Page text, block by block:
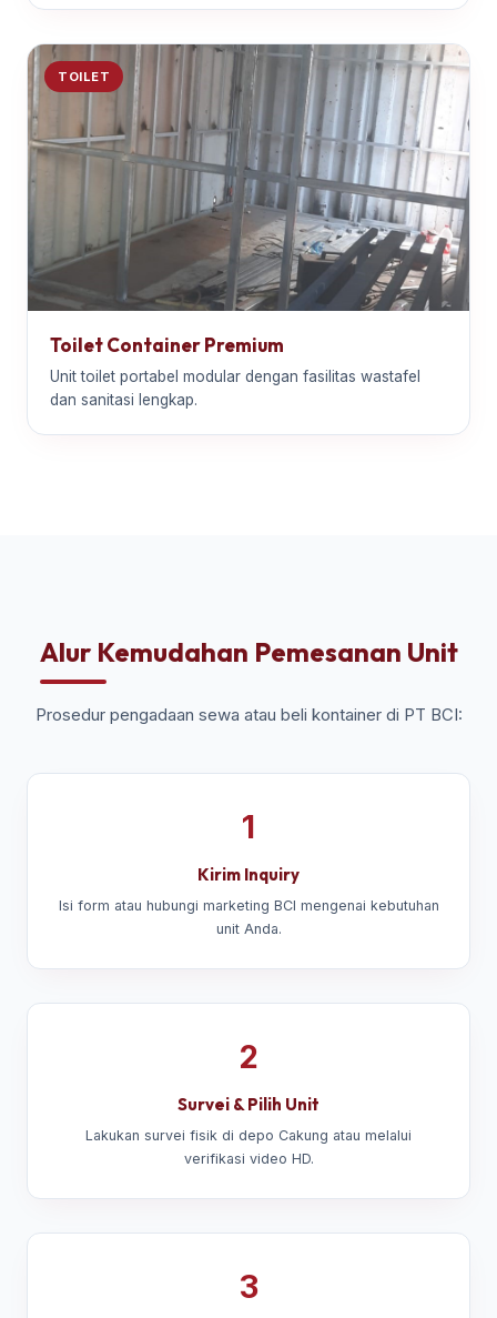
TOILET
Toilet Container Premium
Unit toilet portabel modular dengan fasilitas wastafel
dan sanitasi lengkap.
Alur Kemudahan Pemesanan Unit
Prosedur pengadaan sewa atau beli kontainer di PT BCI:
1
Kirim Inquiry
Isi form atau hubungi marketing BCI mengenai kebutuhan
unit Anda.
2
Survei & Pilih Unit
Lakukan survei fisik di depo Cakung atau melalui
verifikasi video HD.
3